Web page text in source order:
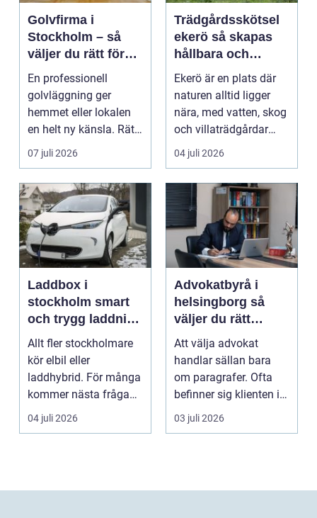
Golvfirma i
Stockholm – så
väljer du rätt för
ett hållbart golv
En professionell
golvläggning ger
hemmet eller lokalen
en helt ny känsla. Rätt
materi...
07 juli 2026
Trädgårdsskötsel
ekerö så skapas
hållbara och
vackra utemiljöer
året runt
Ekerö är en plats där
naturen alltid ligger
nära, med vatten, skog
och villaträdgårdar
som ramar in ...
04 juli 2026
Laddbox i
stockholm smart
och trygg laddning
hemma och på
jobbet
Allt fler stockholmare
kör elbil eller
laddhybrid. För många
kommer nästa fråga
direkt: hur laddar m...
04 juli 2026
Advokatbyrå i
helsingborg så
väljer du rätt
juridiskt stöd
Att välja advokat
handlar sällan bara
om paragrafer. Ofta
befinner sig klienten i
en utsatt situatio...
03 juli 2026